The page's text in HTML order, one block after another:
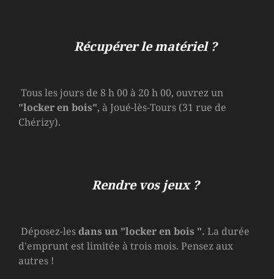
Récupérer le matériel ?
Tous les jours de 8 h 00 à 20 h 00, ouvrez un
"locker en bois", à Joué-lès-Tours (31 rue de
Chérizy).
Rendre vos jeux ?
Déposez-lesdans un "locker en bois ". La durée
d'emprunt est limitée à trois mois. Pensez aux
autres !